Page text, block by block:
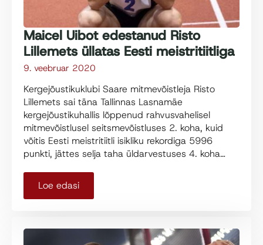
Maicel Uibot edestanud Risto
Lillemets üllatas Eesti meistritiitliga
9. veebruar 2020
Kergejõustikuklubi Saare mitmevõistleja Risto
Lillemets sai täna Tallinnas Lasnamäe
kergejõustikuhallis lõppenud rahvusvahelisel
mitmevõistlusel seitsmevõistluses 2. koha, kuid
võitis Eesti meistritiitli isikliku rekordiga 5996
punkti, jättes selja taha üldarvestuses 4. koha…
Loe edasi